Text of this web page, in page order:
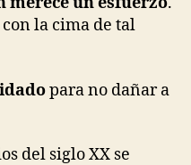
la cima de tal
para no dañar a
del siglo XX se